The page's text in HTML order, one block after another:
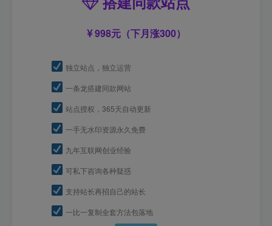
998元（下月涨300）
独立站点，独立运营
一条龙搭建同款网站
站点授权，365天自动更新
一手无水印资源永久免费
九年互联网创业经验
可私下咨询各种疑惑
支持站长再招自己的站长
一比一复制全套方法包落地